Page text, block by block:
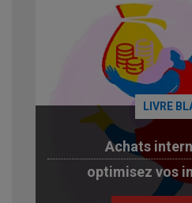
LIVRE
Achats
optimisez vos